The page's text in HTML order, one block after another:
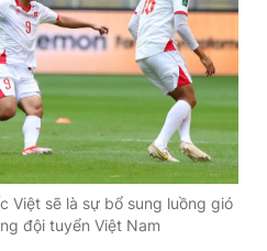
Việt sẽ là sự bổ sung luồng gió
đội tuyển Việt Nam